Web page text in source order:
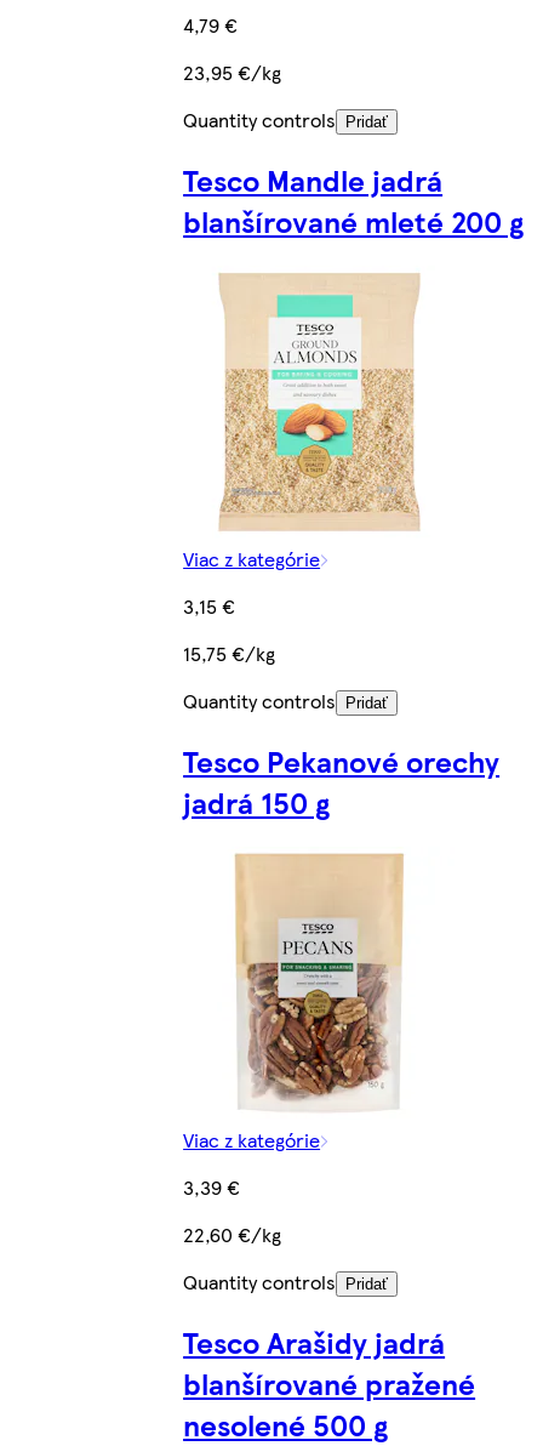
4,79 €
23,95 €/kg
Quantity controls
Pridať
Tesco Mandle jadrá
blanšírované mleté 200 g
Viac z kategórie
3,15 €
15,75 €/kg
Quantity controls
Pridať
Tesco Pekanové orechy
jadrá 150 g
Viac z kategórie
3,39 €
22,60 €/kg
Quantity controls Pridať
Tesco Arašidy jadrá
blanšírované pražené
nesolené 500 g